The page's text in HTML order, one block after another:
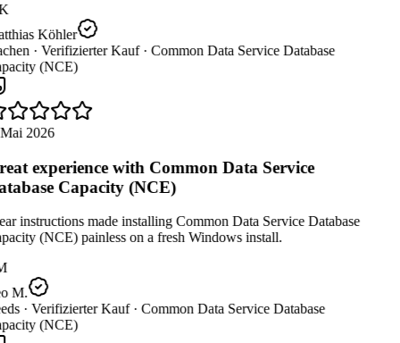
Köhler
· Verifizierter Kauf · Common Data Service Database
(NCE)
2026
experience with Common Data Service
Capacity (NCE)
instructions made installing Common Data Service Database
(NCE) painless on a fresh Windows install.
M.
· Verifizierter Kauf · Common Data Service Database
(NCE)